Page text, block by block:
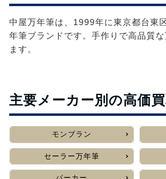
中屋万年筆は、1999年に東京都台東
年筆ブランドです。手作りで高品質
ます。
主要メーカー別の高価
モンブラン
セーラー万年筆